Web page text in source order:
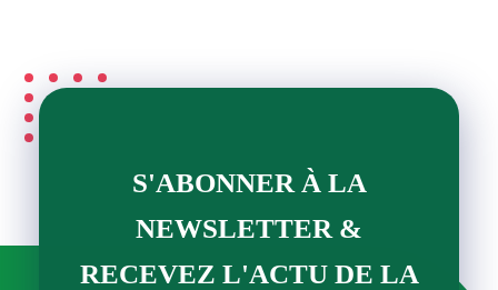
S'ABONNER À LA
NEWSLETTER &
RECEVEZ L'ACTU DE LA